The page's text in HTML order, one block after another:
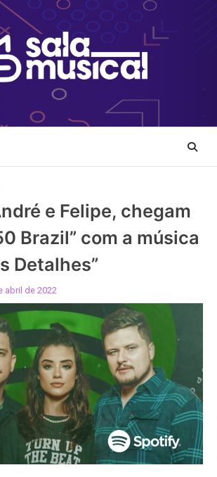
e Felipe, chegam
Brazil” com a música
Detalhes”
abril de 2022